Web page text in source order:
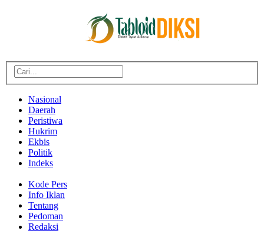
Nasional
Daerah
Peristiwa
Hukrim
Ekbis
Politik
Indeks
Kode Pers
Info Iklan
Tentang
Pedoman
Redaksi